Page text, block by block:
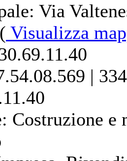
Via
Visualizza
|
Costruzione e